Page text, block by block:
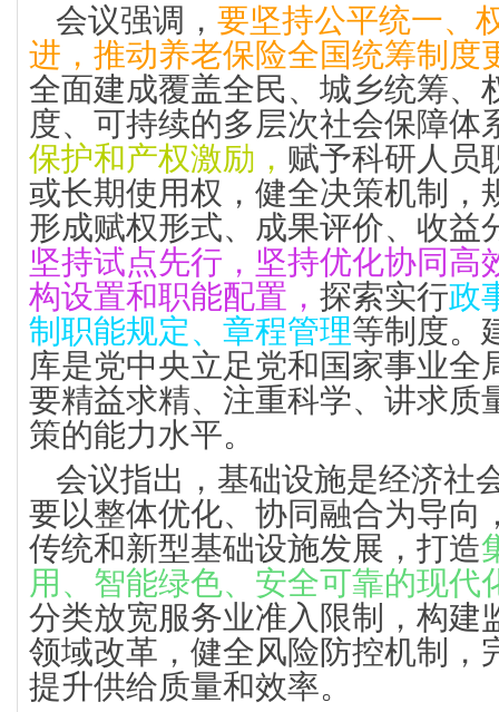
会议强调， 要坚持公平统一、
进，推动养老保险全国统筹制度
全面建成覆盖全民、城乡统筹、
度、可持续的多层次社会保障体
保护和产权激励， 赋予科研人员
或长期使用权，健全决策机制，
形成赋权形式、成果评价、收益
坚持试点先行，坚持优化协同高
构设置和职能配置， 探索实行政
制职能规定、章程管理等制度。
库是党中央立足党和国家事业全
要精益求精、注重科学、讲求质
策的能力水平。
会议指出，基础设施是经济社
要以整体优化、协同融合为导向
传统和新型基础设施发展，打造
用、智能绿色、安全可靠的现代
分类放宽服务业准入限制，构建
领域改革，健全风险防控机制，
提升供给质量和效率。